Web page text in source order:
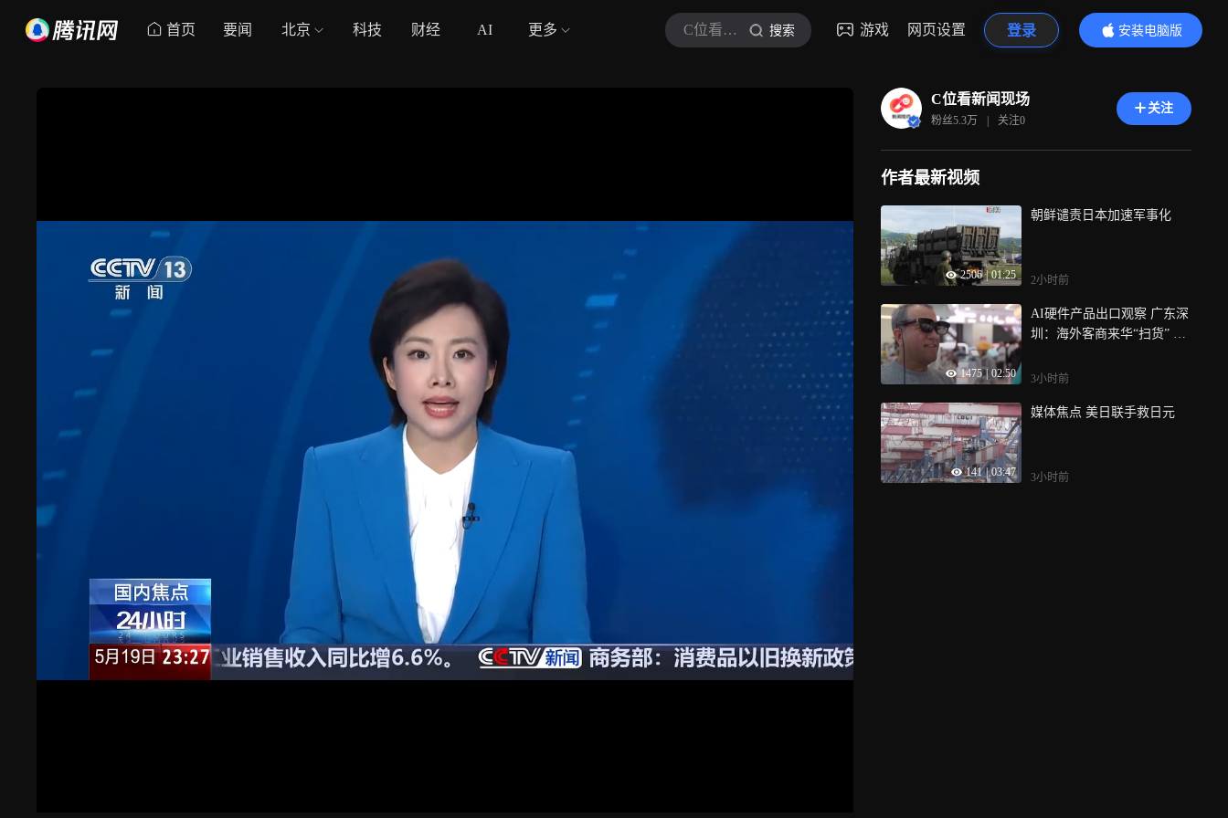
首页 要闻 北京 科技 财经 AI 更多 C位看新闻现场 搜索 游戏 网页设置 登录
安装电脑版
内容更精彩
C位看新闻现场
粉丝5.3万 | 关注0
关注
作者最新视频
2506 | 01:25
朝鲜谴责日本加速军事化
2小时前
1475 | 02:50
AI硬件产品出口观察 广东深
圳：海外客商来华“扫货” 华
3小时前
141 | 03:47
媒体焦点 美日联手救日元
3小时前